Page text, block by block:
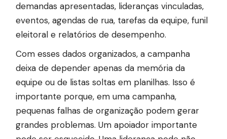
demandas apresentadas, lideranças vinculadas,
eventos, agendas de rua, tarefas da equipe, funil
eleitoral e relatórios de desempenho.
Com esses dados organizados, a campanha
deixa de depender apenas da memória da
equipe ou de listas soltas em planilhas. Isso é
importante porque, em uma campanha,
pequenas falhas de organização podem gerar
grandes problemas. Um apoiador importante